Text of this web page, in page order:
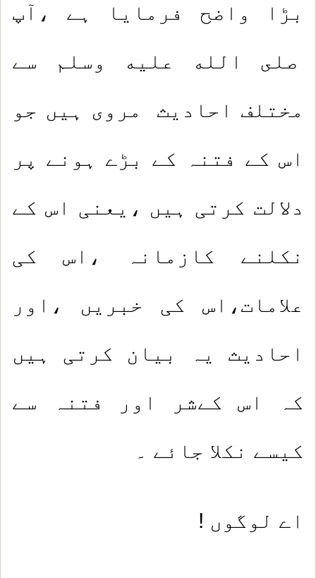
بڑا واضح فرمایا ہے ،آپ
صلى الله عليه وسلم سے
مختلف احادیث مروی ہیں جو
اس کے فتنہ کے بڑے ہونے پر
دلالت کرتی ہیں ،یعنی اس کے
نکلنے کازمانہ ،اس کی
علامات،اس کی خبریں ،اور
احادیث یہ بیان کرتی ہیں
کہ اس کےشر اور فتنہ سے
کیسے نکلا جائے ۔
اے لوگوں !